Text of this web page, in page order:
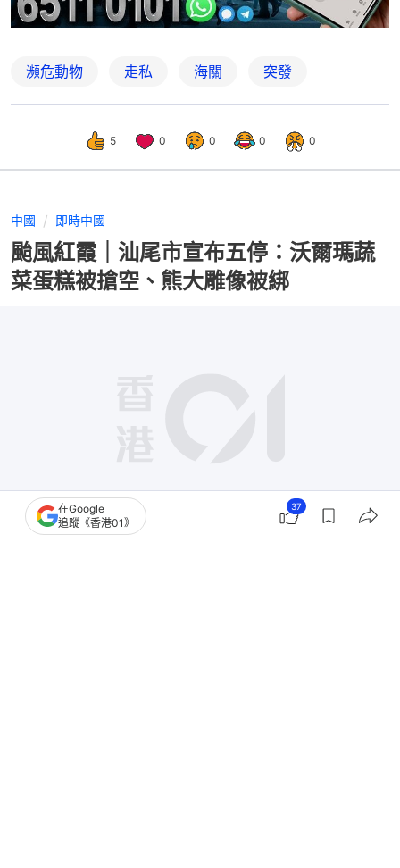
瀕危動物 走私 海關 突發
5 0 0 0 0
中國 即時中國
颱風紅霞｜汕尾市宣布五停：沃爾瑪蔬
菜蛋糕被搶空、熊大雕像被綁
在Google
追蹤《香港01》
37